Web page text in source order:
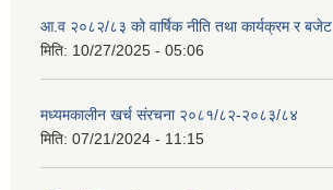
आ.व २०८२/८३ को वार्षिक नीति तथा कार्यक्रम र बजेट
मिति: 10/27/2025 - 05:06
मध्यमकालीन खर्च संरचना २०८१/८२-२०८३/८४
मिति: 07/21/2024 - 11:15